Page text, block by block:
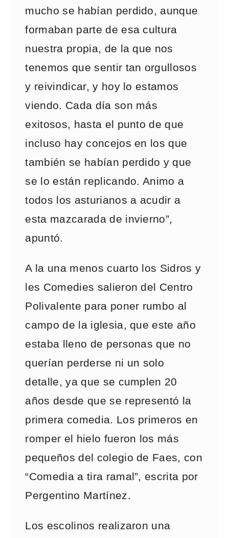
mucho se habían perdido, aunque
formaban parte de esa cultura
nuestra propia, de la que nos
tenemos que sentir tan orgullosos
y reivindicar, y hoy lo estamos
viendo. Cada día son más
exitosos, hasta el punto de que
incluso hay concejos en los que
también se habían perdido y que
se lo están replicando. Animo a
todos los asturianos a acudir a
esta mazcarada de invierno”,
apuntó.
A la una menos cuarto los Sidros y
les Comedies salieron del Centro
Polivalente para poner rumbo al
campo de la iglesia, que este año
estaba lleno de personas que no
querían perderse ni un solo
detalle, ya que se cumplen 20
años desde que se representó la
primera comedia. Los primeros en
romper el hielo fueron los más
pequeños del colegio de Faes, con
“Comedia a tira ramal”, escrita por
Pergentino Martínez.
Los escolinos realizaron una